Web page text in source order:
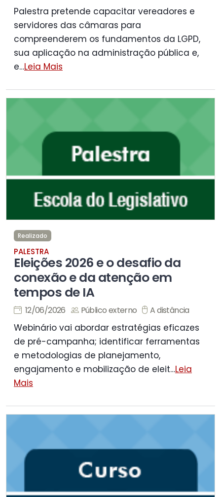
Palestra pretende capacitar vereadores e
servidores das câmaras para
compreenderem os fundamentos da LGPD,
sua aplicação na administração pública e,
e…Leia Mais
Realizado
PALESTRA
Eleições 2026 e o desafio da
conexão e da atenção em
tempos de IA
12/06/2026 Público externo A distância
Webinário vai abordar estratégias eficazes
de pré-campanha; identificar ferramentas
e metodologias de planejamento,
engajamento e mobilização de eleit…Leia
Mais